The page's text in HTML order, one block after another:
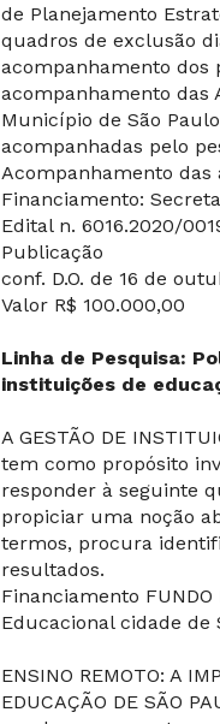
de Planejamento
quadros de exclusão
acompanhamento dos
acompanhamento das
Município de São
acompanhadas pelo
Acompanhamento das
Financiamento:
Edital n. 6016.2020/
Publicação
conf. D.O. de 16 de
Valor R$ 100.000,00
Linha de Pesquisa:
instituições de
A GESTÃO DE
tem como propósito
responder à seguinte
propiciar uma noção
termos, procura
resultados.
Financiamento FUNDO
Educacional cidade de
ENSINO REMOTO: A
EDUCAÇÃO DE SÃO